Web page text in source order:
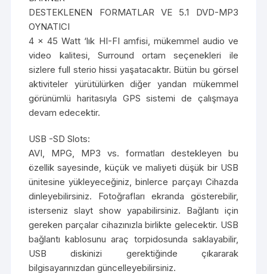
DESTEKLENEN FORMATLAR VE 5.1 DVD-MP3
OYNATICI
4 x 45 Watt ‘lık HI-FI amfisi, mükemmel audio ve
video kalitesi, Surround ortam seçenekleri ile
sizlere full sterio hissi yaşatacaktır. Bütün bu görsel
aktiviteler yürütülürken diğer yandan mükemmel
görünümlü haritasıyla GPS sistemi de çalışmaya
devam edecektir.
USB -SD Slots:
AVI, MPG, MP3 vs. formatları destekleyen bu
özellik sayesinde, küçük ve maliyeti düşük bir USB
ünitesine yükleyeceğiniz, binlerce parçayı Cihazda
dinleyebilirsiniz. Fotoğrafları ekranda gösterebilir,
isterseniz slayt show yapabilirsiniz. Bağlantı için
gereken parçalar cihazınızla birlikte gelecektir. USB
bağlantı kablosunu araç torpidosunda saklayabilir,
USB diskinizi gerektiğinde çıkararak
bilgisayarınızdan güncelleyebilirsiniz.